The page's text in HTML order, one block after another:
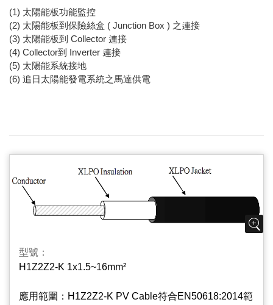
(1) 太陽能板功能監控
(2) 太陽能板到保險絲盒 ( Junction Box ) 之連接
(3) 太陽能板到 Collector 連接
(4) Collector到 Inverter 連接
(5) 太陽能系統接地
(6) 追日太陽能發電系統之馬達供電
型號：
H1Z2Z2-K 1x1.5~16mm²
應用範圍：H1Z2Z2-K PV Cable符合EN50618:2014範